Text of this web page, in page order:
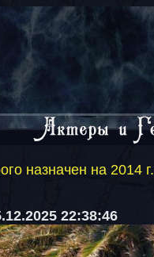
назначен на 2014 г.
22:38:46